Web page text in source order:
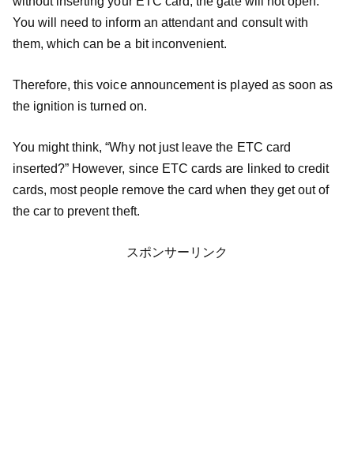
You will need to inform an attendant and consult with
them, which can be a bit inconvenient.
Therefore, this voice announcement is played as soon as
the ignition is turned on.
You might think, “Why not just leave the ETC card
inserted?” However, since ETC cards are linked to credit
cards, most people remove the card when they get out of
the car to prevent theft.
スポンサーリンク